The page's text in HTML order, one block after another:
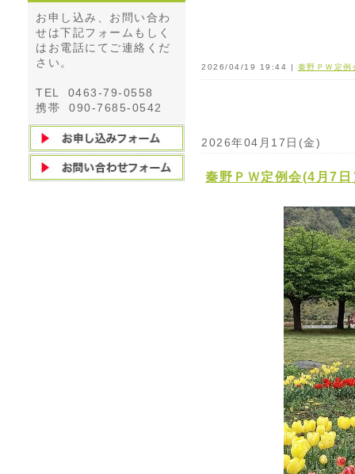
お申し込み、お問い合わ
せは下記フォームもしく
はお電話にてご連絡くだ
さい。
TEL 0463-79-0558
携帯 090-7685-0542
2026/04/19 19:44 | 秦野ＰＷ定例
2026年04月17日(金)
秦野ＰＷ定例会(4月7日